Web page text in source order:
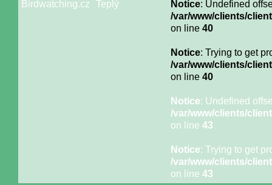
Birdwatching.cz
Teplý
Notice: Undefined
/var/www/clients/
on line 40
Notice: Trying to get
/var/www/clients/
on line 40
Notice: Undefined
/var/www/clients/
on line 43
Notice: Trying to get
/var/www/clients/
on line 43